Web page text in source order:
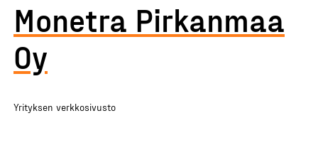
Monetra Pirkanmaa
Oy
Yrityksen verkkosivusto